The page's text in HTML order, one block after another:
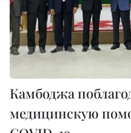
Камбоджа
медицинскую